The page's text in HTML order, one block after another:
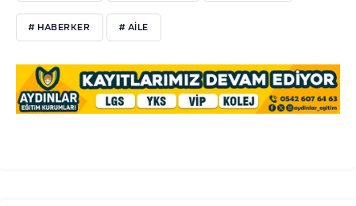
# HABERKER # AILE